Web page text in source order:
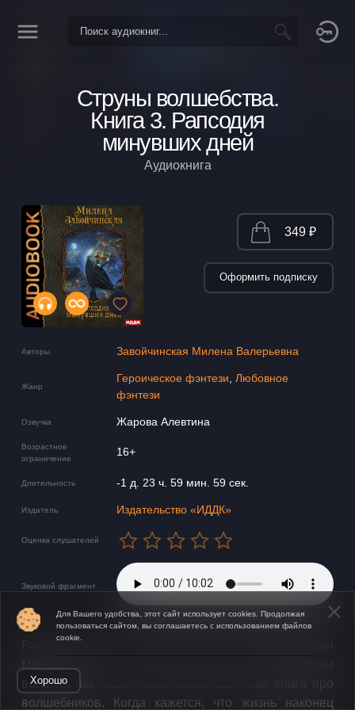
Струны волшебства.
Книга 3. Рапсодия
минувших дней
Аудиокнига
Авторы Завойчинская Милена Валерьевна
Жанр
Героическое фэнтези Любовное
фэнтези
Озвучка Жарова Алевтина
Возрастное
ограничение
16+
Длительность -1 д. 23 ч. 59 мин. 59 сек.
Издатель Издательство «ИДДК»
Оценка слушателей
Звуковой фрагмент
349 ₽
Оформить подписку
волшебства, жанр героическое фэнтези, книга про
волшебников. Когда кажется, что жизнь наконец
Для Вашего удобства, этот сайт использует cookies. Продолжая
пользоваться сайтом, вы соглашаетесь с использованием файлов
cookie.
Хорошо